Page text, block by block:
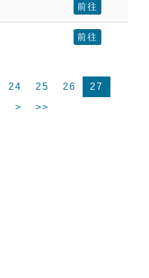
前往
前往
24 25 26
27
> >>